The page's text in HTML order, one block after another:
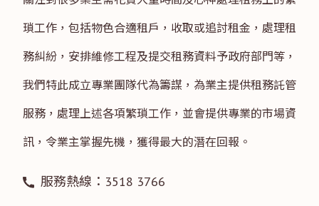
瑣工作，包括物色合適租戶，收取或追討租金，處理租
務糾紛，安排維修工程及提交租務資料予政府部門等，
我們特此成立專業團隊代為籌謀，為業主提供租務託管
服務，處理上述各項繁瑣工作，並會提供專業的市場資
訊，令業主掌握先機，獲得最大的潛在回報。
服務熱線：3518 3766